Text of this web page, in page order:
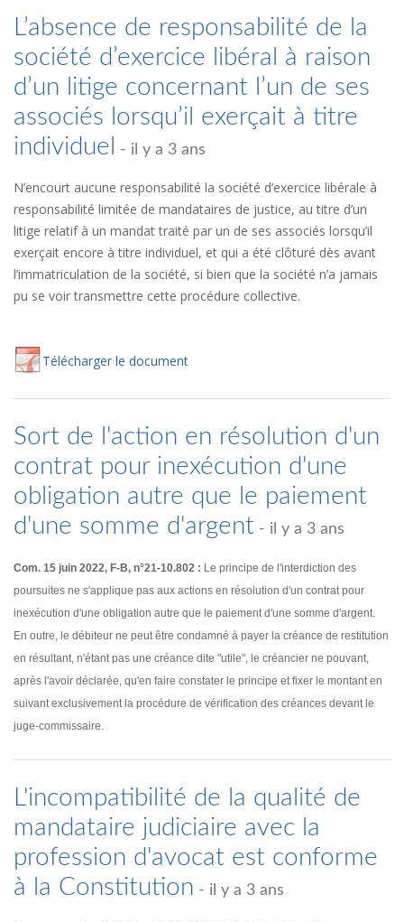
L’absence de responsabilité de la
société d’exercice libéral à raison
d’un litige concernant l’un de ses
associés lorsqu’il exerçait à titre
individuel
- il y a 3 ans
N’encourt aucune responsabilité la société d’exercice libérale à
responsabilité limitée de mandataires de justice, au titre d’un
litige relatif à un mandat traité par un de ses associés lorsqu’il
exerçait encore à titre individuel, et qui a été clôturé dès avant
l’immatriculation de la société, si bien que la société n’a jamais
pu se voir transmettre cette procédure collective.
Télécharger le document
Sort de l'action en résolution d'un
contrat pour inexécution d'une
obligation autre que le paiement
d'une somme d'argent - il y a 3 ans
Com. 15 juin 2022, F-B, n°21-10.802 : Le principe de l'interdiction des
poursuites ne s'applique pas aux actions en résolution d'un contrat pour
inexécution d'une obligation autre que le paiement d'une somme d'argent.
En outre, le débiteur ne peut être condamné à payer la créance de restitution
en résultant, n'étant pas une créance dite "utile", le créancier ne pouvant,
après l'avoir déclarée, qu'en faire constater le principe et fixer le montant en
suivant exclusivement la procédure de vérification des créances devant le
juge-commissaire.
L'incompatibilité de la qualité de
mandataire judiciaire avec la
profession d'avocat est conforme
à la Constitution - il y a 3 ans